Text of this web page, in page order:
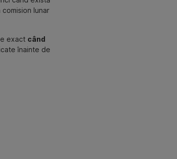
lunar
exact când
înainte de